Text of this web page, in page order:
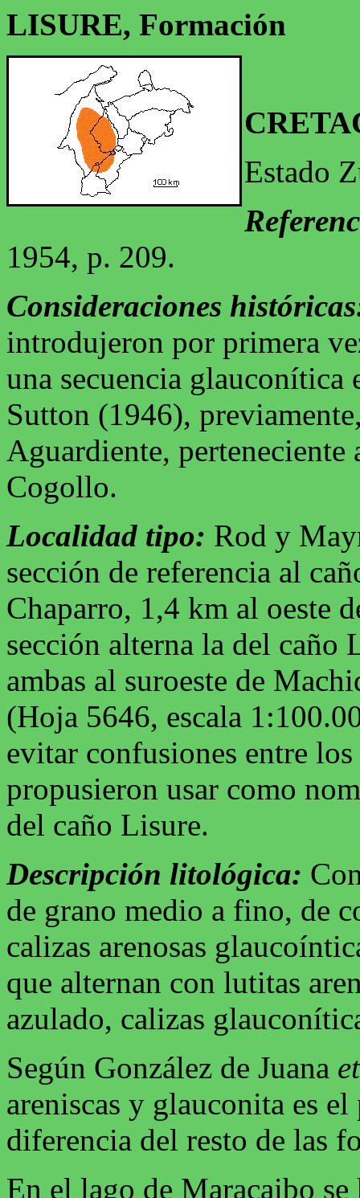
LISURE, Formación
Estado
1954, p. 209.
Consideraciones
introdujeron por primera
una secuencia
Sutton (1946),
Aguardiente,
Cogollo.
Localidad tipo: Rod y
sección de referencia al
Chaparro, 1,4 km al oeste
sección alterna la del
ambas al suroeste de
(Hoja 5646, escala
evitar confusiones entre
propusieron usar como
del caño Lisure.
Descripción litológica:
de grano medio a fino, de
calizas arenosas
que alternan con lutitas
azulado, calizas
Según González de Juana
areniscas y glauconita es
diferencia del resto de las
En el lago de Maracaibo se